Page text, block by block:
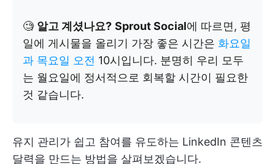
🧐 알고 계셨나요? Sprout Social에 따르면, 평
일에 게시물을 올리기 가장 좋은 시간은 화요일
과 목요일 오전 10시입니다. 분명히 우리 모두
는 월요일에 정서적으로 회복할 시간이 필요한
것 같습니다.
유지 관리가 쉽고 참여를 유도하는 LinkedIn 콘텐츠
달력을 만드는 방법을 살펴보겠습니다.